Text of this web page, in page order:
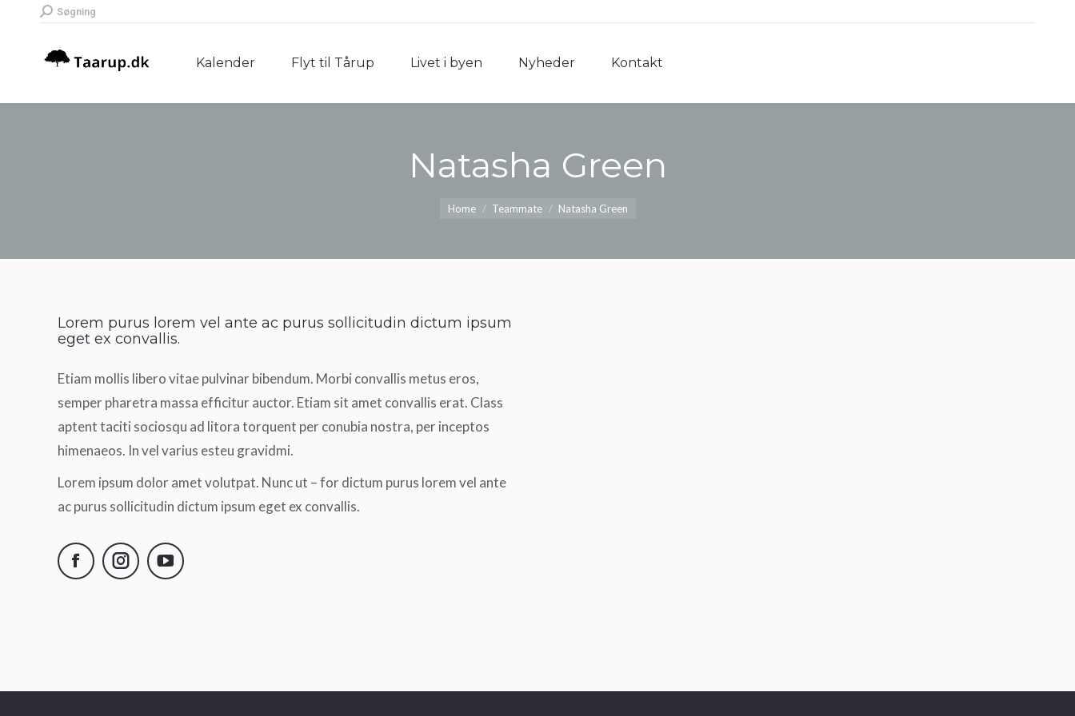
Search:
Søgning
Kalender Flyt til Tårup Livet i byen Nyheder Kontakt
Natasha Green
Home Teammate Natasha Green
Lorem purus lorem vel ante ac purus sollicitudin dictum ipsum
eget ex convallis.
Etiam mollis libero vitae pulvinar bibendum. Morbi convallis metus eros,
semper pharetra massa efficitur auctor. Etiam sit amet convallis erat. Class
aptent taciti sociosqu ad litora torquent per conubia nostra, per inceptos
himenaeos. In vel varius esteu gravidmi.
Lorem ipsum dolor amet volutpat. Nunc ut – for dictum purus lorem vel ante
ac purus sollicitudin dictum ipsum eget ex convallis.
FacebookInstagramYouTube
Kalender Flyt til Tårup Livet i byen Nyheder Kontakt